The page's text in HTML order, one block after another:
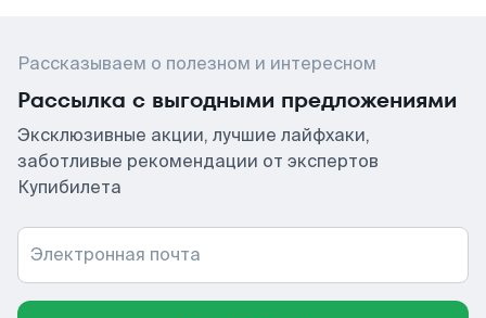
Рассказываем о полезном и интересном
Рассылка с выгодными предложениями
Эксклюзивные акции, лучшие лайфхаки,
заботливые рекомендации от экспертов
Купибилета
Электронная почта